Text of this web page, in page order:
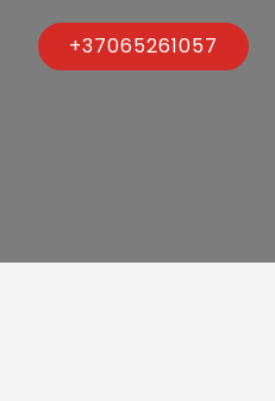
+37065261057